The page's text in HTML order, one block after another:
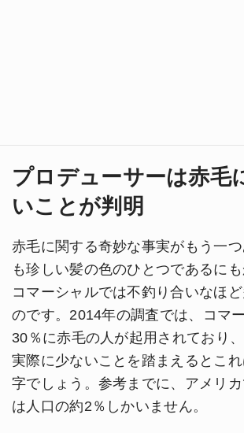
プロデューサーは赤毛
いことが判明
赤毛に関する奇妙な事実がもう一
も珍しい髪の色のひとつであるにも
コマーシャルでは不釣り合いなほ
のです。2014年の調査では、コマ
30％に赤毛の人が起用されており
実際に少ないことを踏まえるとこ
字でしょう。参考までに、アメリ
は人口の約2％しかいません。